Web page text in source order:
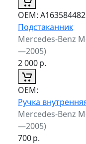
ОЕМ:
Подстаканник
Mercedes-Benz
—2005)
2 000р.
ОЕМ:
Ручка
Mercedes-Benz
—2005)
700р.